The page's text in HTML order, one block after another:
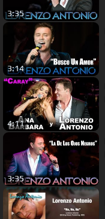
3:35
3:14
4:11
3:35